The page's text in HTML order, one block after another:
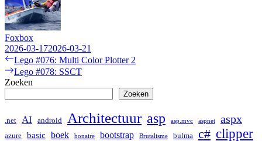
Foxbox
2026-03-172026-03-21
Bericht
navigatie
Previous
post:
Lego #076: Multi Color Plotter 2
Next
post:
Lego #078: SSCT
Zoeken
Zoeken
.net AI android Architectuur asp asp.mvc aspnet aspx
azure basic boek bonaire bootstrap Brutalisme bulma c# clipper